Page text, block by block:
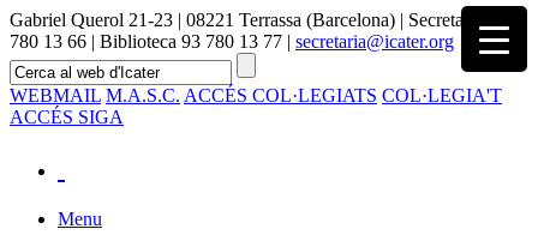
Gabriel Querol 21-23 | 08221 Terrassa (Barcelona) | Secretaria 93
780 13 66 | Biblioteca 93 780 13 77 | secretaria@icater.org
WEBMAIL M.A.S.C. ACCÉS COL·LEGIATS COL·LEGIA'T
ACCÉS SIGA
Menu